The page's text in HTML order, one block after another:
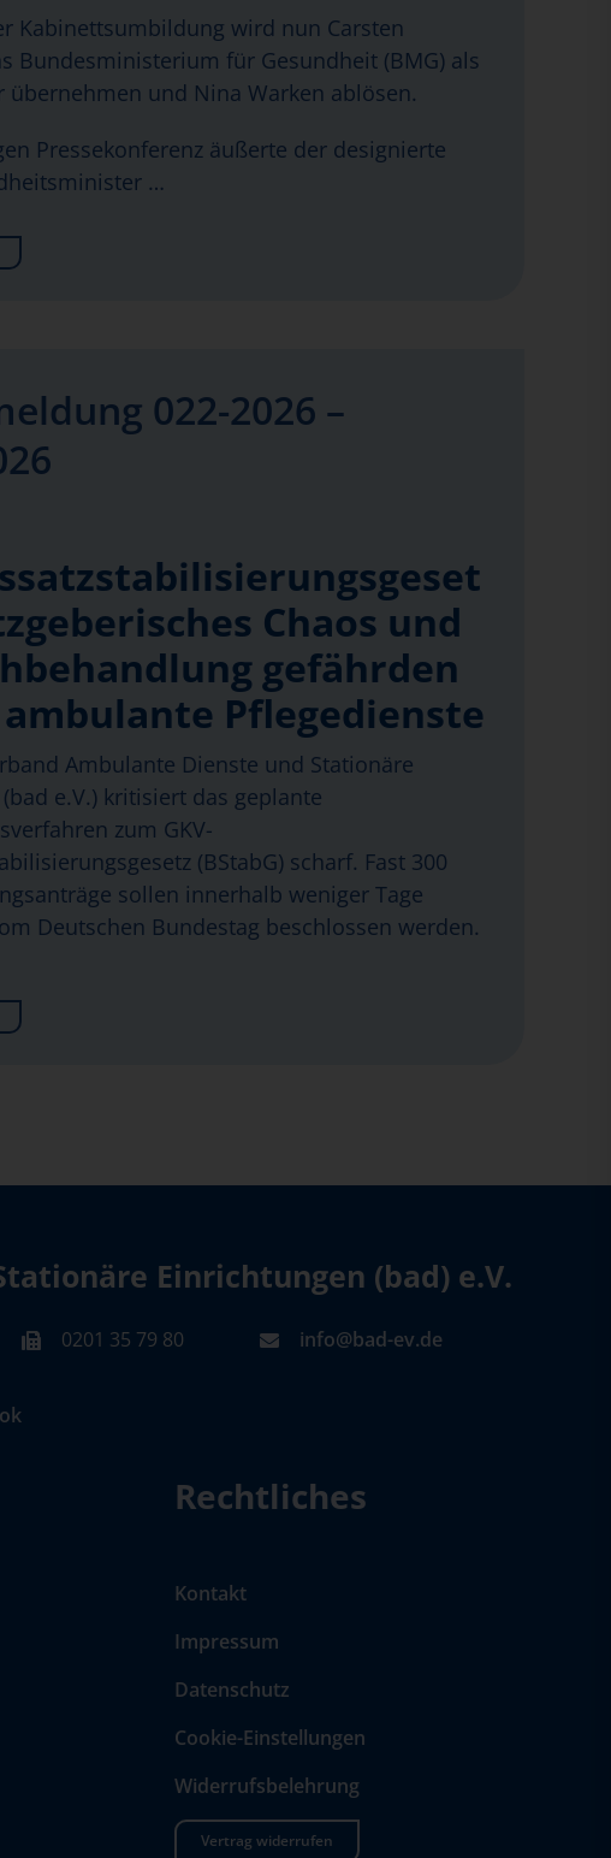
Kabinettsumbildung wird nun Carsten
Bundesministerium für Gesundheit (BMG) als
übernehmen und Nina Warken ablösen.
Pressekonferenz äußerte der designierte
…
022-2026 –
Chaos und
gefährden
Pflegedienste
Ambulante Dienste und Stationäre
e.V.) kritisiert das geplante
zum GKV-
(BStabG) scharf. Fast 300
sollen innerhalb weniger Tage
Deutschen Bundestag beschlossen werden.
Einrichtungen (bad) e.V.
0201 35 79 80 info@bad-ev.de
Rechtliches
Kontakt
Impressum
Datenschutz
Cookie-Einstellungen
Widerrufsbelehrung
Vertrag widerrufen